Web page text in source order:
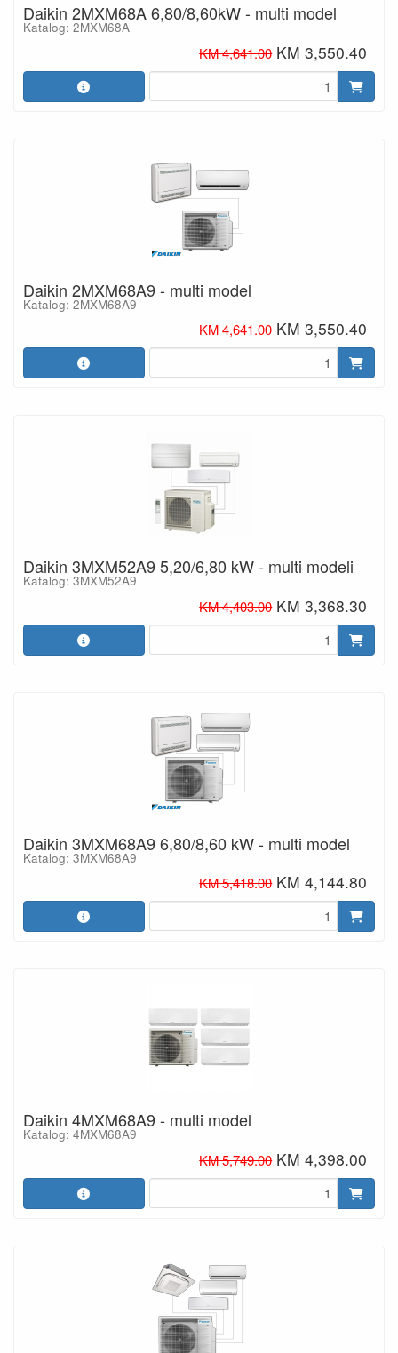
Daikin 2MXM68A 6,80/8,60kW - multi model
Katalog: 2MXM68A
KM 4,641.00 KM 3,550.40
Daikin 2MXM68A9 - multi model
Katalog: 2MXM68A9
KM 4,641.00 KM 3,550.40
Daikin 3MXM52A9 5,20/6,80 kW - multi modeli
Katalog: 3MXM52A9
KM 4,403.00 KM 3,368.30
Daikin 3MXM68A9 6,80/8,60 kW - multi model
Katalog: 3MXM68A9
KM 5,418.00 KM 4,144.80
Daikin 4MXM68A9 - multi model
Katalog: 4MXM68A9
KM 5,749.00 KM 4,398.00